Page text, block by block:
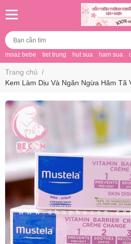
moaz bebe tiet trung hut sua ham sua
Trang chủ /
Kem Làm Dịu Và Ngăn Ngừa Hăm Tã